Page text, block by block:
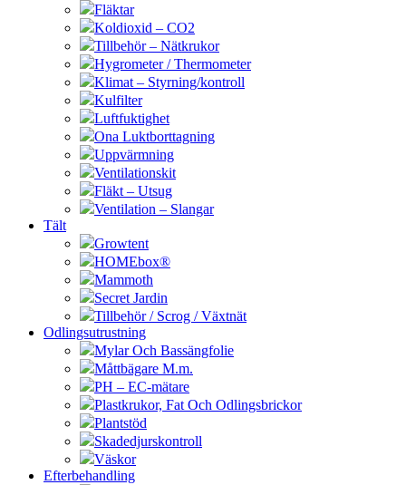
Fläktar
Koldioxid – CO2
Tillbehör – Nätkrukor
Hygrometer / Thermometer
Klimat – Styrning/kontroll
Kulfilter
Luftfuktighet
Ona Luktborttagning
Uppvärmning
Ventilationskit
Fläkt – Utsug
Ventilation – Slangar
Tält
Growtent
HOMEbox®
Mammoth
Secret Jardin
Tillbehör / Scrog / Växtnät
Odlingsutrustning
Mylar Och Bassängfolie
Måttbägare M.m.
PH – EC-mätare
Plastkrukor, Fat Och Odlingsbrickor
Plantstöd
Skadedjurskontroll
Väskor
Efterbehandling